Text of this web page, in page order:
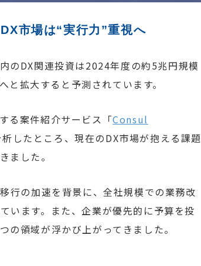
市場は“実行力”重視へ
のDX関連投資は2024年度の約5兆円規模
拡大すると予測されています。
る案件紹介サービス「Consul
したところ、現在のDX市場が抱える課題
ました。
行の加速を背景に、全社規模での業務改
います。また、企業が優先的に予算を投
の領域が浮かび上がってきました。